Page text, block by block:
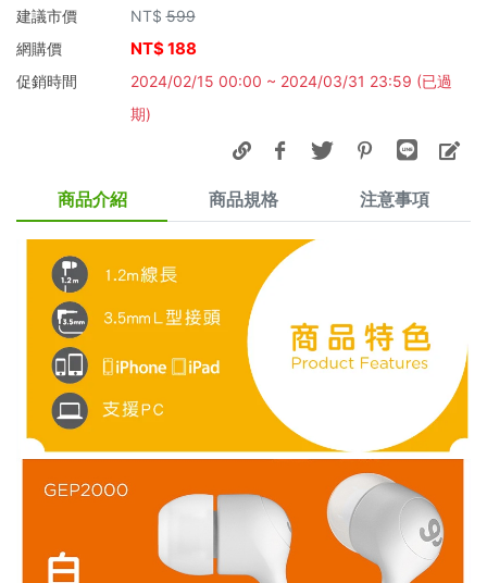
建議市價
NT$ 599
網購價
NT$188
促銷時間
2024/02/15 00:00 ~ 2024/03/31 23:59 (已過
期)
商品介紹 商品規格 注意事項